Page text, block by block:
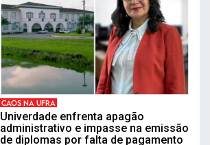
CAOS NA UFRA
Univerdade enfrenta apagão
administrativo e impasse na emissão
de diplomas por falta de pagamento